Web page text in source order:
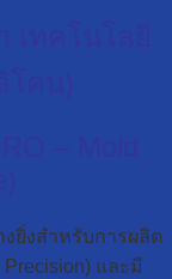
งยิ่งสำหรับการผลิต
และมี